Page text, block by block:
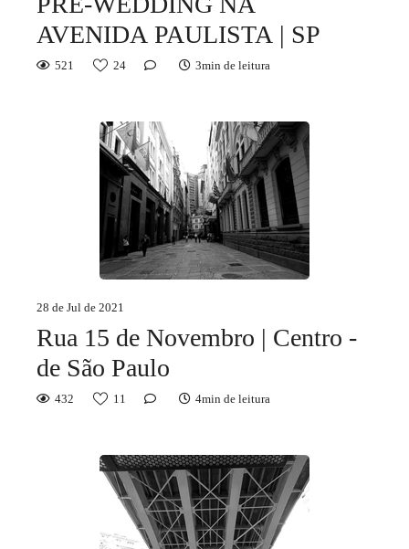
AVENIDA PAULISTA | SP
521 24 3min de leitura
28 de Jul de 2021
Rua 15 de Novembro | Centro -
de São Paulo
432 11 4min de leitura